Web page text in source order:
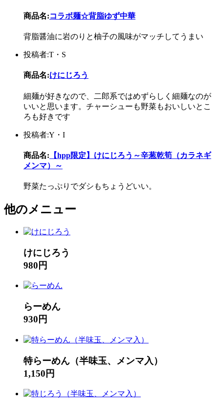
商品名:コラボ麺☆背脂ゆず中華
背脂醤油に岩のりと柚子の風味がマッチしてうまい
投稿者:T・S
商品名:けにじろう
細麺が好きなので、二郎系ではめずらしく細麺なのが
いいと思います。チャーシューも野菜もおいしいとこ
ろも好きです
投稿者:Y・I
商品名: 【hpp限定】けにじろう～辛葱乾筍（カラネギ
メンマ）～
野菜たっぷりでダシもちょうどいい。
他のメニュー
けにじろう
980円
らーめん
930円
特らーめん（半味玉、メンマ入）
1,150円